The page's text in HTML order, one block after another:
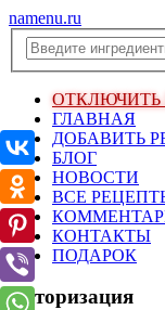
namenu.ru
ОТКЛЮЧИТЬ
ГЛАВНАЯ
ДОБАВИТЬ
БЛОГ
НОВОСТИ
ВСЕ
КОНТАКТЫ
ПОДАРОК
Авторизация